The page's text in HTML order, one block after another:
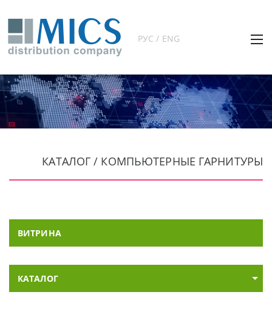
РУС / ENG
КАТАЛОГ / КОМПЬЮТЕРНЫЕ ГАРНИТУРЫ
ВИТРИНА
КАТАЛОГ